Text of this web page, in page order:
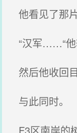
他看见了那片
“汉军……“他
然后他收回
与此同时。